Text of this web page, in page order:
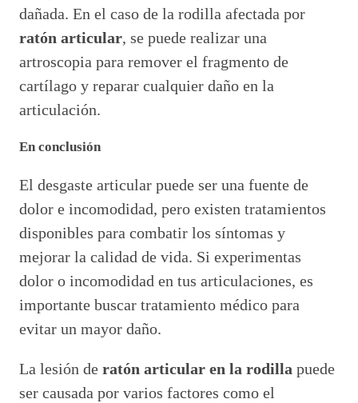
dañada. En el caso de la rodilla afectada por
ratón articular, se puede realizar una
artroscopia para remover el fragmento de
cartílago y reparar cualquier daño en la
articulación.
En conclusión
El desgaste articular puede ser una fuente de
dolor e incomodidad, pero existen tratamientos
disponibles para combatir los síntomas y
mejorar la calidad de vida. Si experimentas
dolor o incomodidad en tus articulaciones, es
importante buscar tratamiento médico para
evitar un mayor daño.
La lesión de ratón articular en la rodilla puede
ser causada por varios factores como el